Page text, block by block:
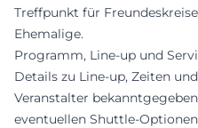
Treffpunkt für
Ehemalige.
Programm, Line-up und
Details zu Line-up, Zeiten
Veranstalter
eventuellen Shuttle-